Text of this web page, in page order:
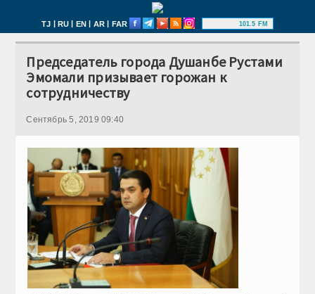
TJ | RU | EN | AR | FAR 101.5 FM
Председатель города Душанбе Рустами
Эмомали призывает горожан к
сотрудничеству
Сентябрь 5, 2019 09:40